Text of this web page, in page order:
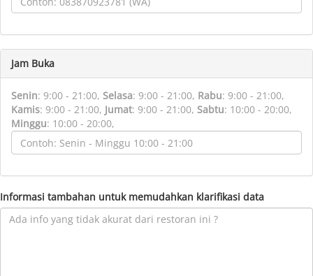
Jam Buka
Senin: 9:00 - 21:00, Selasa: 9:00 - 21:00, Rabu: 9:00 - 21:00,
Kamis: 9:00 - 21:00, Jumat: 9:00 - 21:00, Sabtu: 10:00 - 20:00,
Minggu: 10:00 - 20:00,
Informasi tambahan untuk memudahkan klarifikasi data